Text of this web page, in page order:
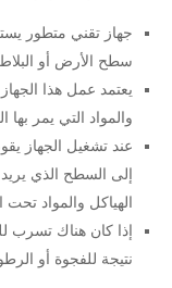
جهاز تقني متطور
سطح الأرض أو البلاط
يعتمد عمل هذا
والمواد التي يمر
عند تشغيل الجهاز
إلى السطح الذي
الهياكل والمواد تحت
إذا كان هناك تسرب
نتيجة للفجوة أو